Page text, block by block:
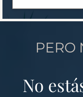
PERO
No